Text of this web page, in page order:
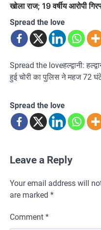
खोला राज; 19 वर्षीय आरोपी
Spread the love
Spread the loveहल्द्वानी:
हुई चोरी का पुलिस ने महज 72
Spread the love
Leave a Reply
Your email address will
are marked *
Comment *